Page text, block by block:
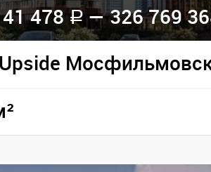
478 a— 326 769